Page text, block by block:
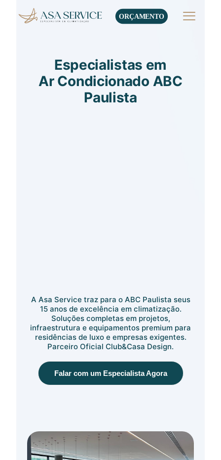
ORÇAMENTO
Especialistas em
Ar Condicionado ABC
Paulista
A Asa Service traz para o ABC Paulista seus
15 anos de excelência em climatização.
Soluções completas em projetos,
infraestrutura e equipamentos premium para
residências de luxo e empresas exigentes.
Parceiro Oficial Club&Casa Design.
Falar com um Especialista Agora